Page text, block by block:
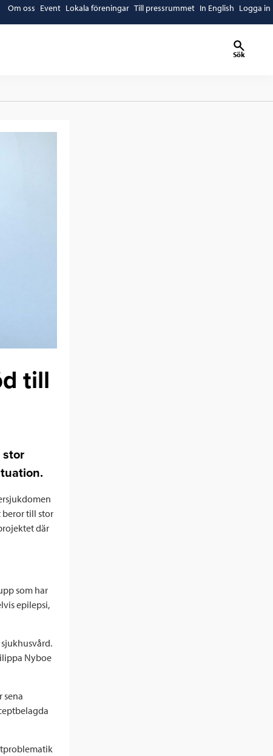
Om oss Event Lokala föreningar Till pressrummet In English Logga in
Sök
till
stor
beror till stor
där
som har
epilepsi,
Nyboe
sena